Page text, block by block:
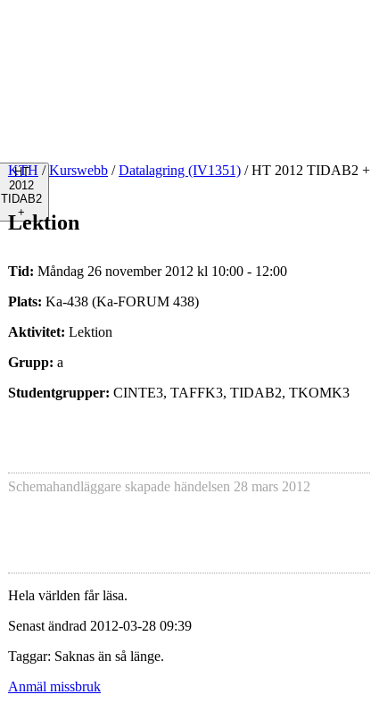
HT
2012
TIDAB2
+
KTH / Kurswebb / Datalagring (IV1351) /HT 2012 TIDAB2 +
Lektion
Tid: Måndag 26 november 2012 kl 10:00 - 12:00
Plats: Ka-438 (Ka-FORUM 438)
Aktivitet: Lektion
Grupp: a
Studentgrupper: CINTE3, TAFFK3, TIDAB2, TKOMK3
Schemahandläggare skapade händelsen 28 mars 2012
Hela världen får läsa.
Senast ändrad 2012-03-28 09:39
Taggar: Saknas än så länge.
Anmäl missbruk